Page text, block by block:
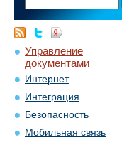
Управление
документами
Интернет
Интеграция
Безопасность
Мобильная связь